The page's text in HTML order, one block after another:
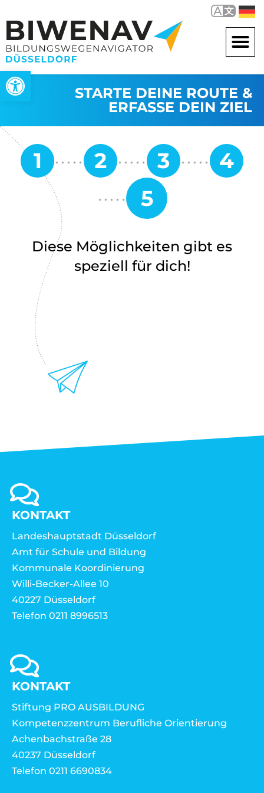
Open toolbar
STARTE DEINE ROUTE &
ERFASSE DEIN ZIEL
Diese Möglichkeiten gibt es
speziell für dich!
KONTAKT
Landeshauptstadt Düsseldorf
Amt für Schule und Bildung
Kommunale Koordinierung
Willi-Becker-Allee 10
40227 Düsseldorf
Telefon 0211 8996513
KONTAKT
Stiftung PRO AUSBILDUNG
Kompetenzzentrum Berufliche Orientierung
Achenbachstraße 28
40237 Düsseldorf
Telefon 0211 6690834